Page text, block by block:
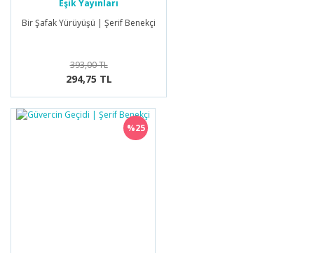
Eşik Yayınları
Bir Şafak Yürüyüşü | Şerif Benekçi
393,00 TL
294,75 TL
%25